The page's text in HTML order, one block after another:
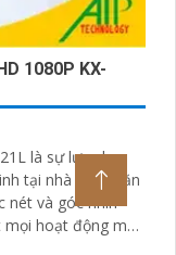
1080P KX-
là sự lựa chọn
tại nhà hoặc văn
mọi hoạt động một